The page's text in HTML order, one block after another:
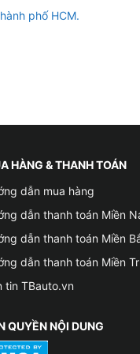
người khác bỏ
tích hợp vào
phố HCM.
HÀNG & THANH TOÁN
dẫn mua hàng
dẫn thanh toán Miền
dẫn thanh toán Miền
dẫn thanh toán Miền
tin TBauto.vn
QUYỀN NỘI DUNG